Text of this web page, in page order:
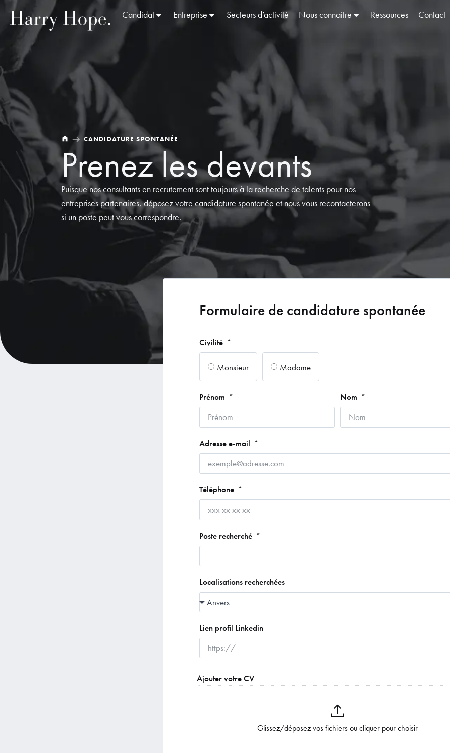
Candidat Entreprise Secteurs d’activité Nous connaître Ressources Contact
CANDIDATURE SPONTANÉE
Prenez les devants
Puisque nos consultants en recrutement sont toujours à la recherche de talents pour nos
entreprises partenaires, déposez votre candidature spontanée et nous vous recontacterons
si un poste peut vous correspondre.
Formulaire de candidature spontanée
Civilité
Monsieur Madame
Prénom Nom
Adresse e-mail
Téléphone
Poste recherché
Localisations recherchées
Lien profil Linkedin
Ajouter votre CV